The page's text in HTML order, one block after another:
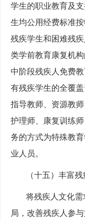
学生的职业教育及
生均公用经费标准
残疾学生和困难残
类学前教育康复机
中阶段残疾人免费
有残疾学生的全覆
指导教师、资源教
护理师、康复训练
务的方式为特殊教
业人员。
（十五）丰富
将残疾人文化
局，改善残疾人参